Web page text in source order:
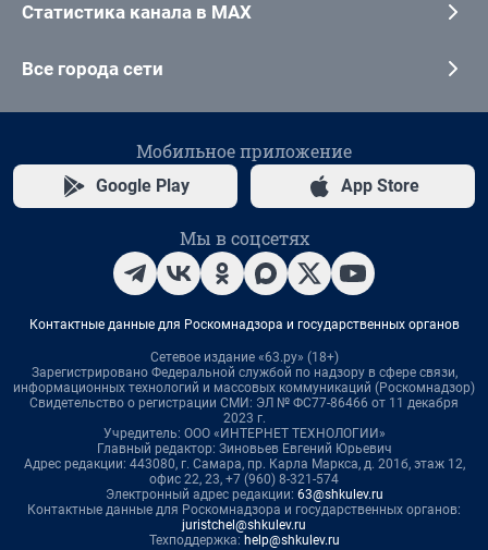
Статистика канала в MAX
Все города сети
Мобильное приложение
Google Play App Store
Мы в соцсетях
Контактные данные для Роскомнадзора и государственных органов
Сетевое издание «63.ру» (18+)
Зарегистрировано Федеральной службой по надзору в сфере связи,
информационных технологий и массовых коммуникаций (Роскомнадзор)
Свидетельство о регистрации СМИ: ЭЛ № ФС77-86466 от 11 декабря
2023 г.
Учредитель: ООО «ИНТЕРНЕТ ТЕХНОЛОГИИ»
Главный редактор: Зиновьев Евгений Юрьевич
Адрес редакции: 443080, г. Самара, пр. Карла Маркса, д. 201б, этаж 12,
офис 22, 23, +7 (960) 8-321-574
Электронный адрес редакции: 63@shkulev.ru
Контактные данные для Роскомнадзора и государственных органов:
juristchel@shkulev.ru
Техподдержка: help@shkulev.ru